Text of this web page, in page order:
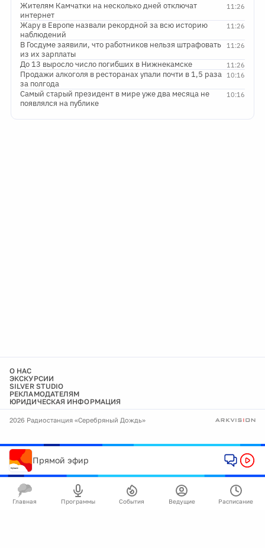
11:26
Жителям Камчатки на несколько дней отключат
интернет
11:26
Жару в Европе назвали рекордной за всю историю
наблюдений
11:26
В Госдуме заявили, что работников нельзя штрафовать
из их зарплаты
11:26
До 13 выросло число погибших в Нижнекамске
10:16
Продажи алкоголя в ресторанах упали почти в 1,5 раза
за полгода
10:16
Самый старый президент в мире уже два месяца не
появлялся на публике
О НАС
ЭКСКУРСИИ
SILVER STUDIO
РЕКЛАМОДАТЕЛЯМ
ЮРИДИЧЕСКАЯ ИНФОРМАЦИЯ
2026 Радиостанция «Серебряный Дождь»
Прямой эфир
Главная Программы События Ведущие Расписание